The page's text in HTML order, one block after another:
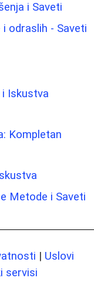
i Saveti
odraslih - Saveti
Iskustva
Kompletan
Metode i Saveti
| Uslovi
servisi